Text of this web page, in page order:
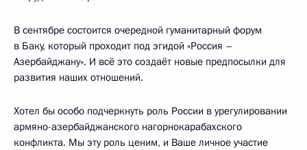
В сентябре состоится очередной гуманитарный форум
в Баку, который проходит под эгидой «Россия –
Азербайджану». И всё это создаёт новые предпосылки для
развития наших отношений.
Хотел бы особо подчеркнуть роль России в урегулировании
армяно-азербайджанского нагорнокарабахского
конфликта. Мы эту роль ценим, и Ваше личное участие